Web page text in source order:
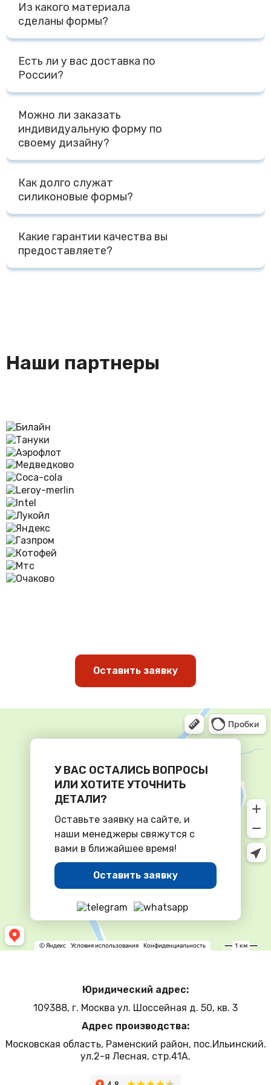
Из какого материала
сделаны формы?
Все наши формы и изделия из силикона сделаны из
премиального пищевого силикона на основе платины
Есть ли у вас доставка по
России?
Доставка по России осуществляется Транспортными
Компаниями - ПЭК, СДЭК, Деловые Линии, КИТ, либо
другими Компаниями на выбор Клиента. Доставка до
терминала Транспортной Компании в г. Москве
осуществляется бесплатно, отправка за счет
Можно ли заказать
индивидуальную форму по
своему дизайну?
Да, мы специализируемся на изготовлении форм по
индивидуальному дизайну Заказчика. Для расчета
стоимости нам необходим макет, фото, чертеж,
модель с размерами или готовый образец изделия и
Как долго служат
силиконовые формы?
При правильной эксплуатации форм - температурный
режим от -40 до + 240 градусов, мытье без
агрессивных моющих средств, срок службы форм
несколько лет. При промышленной эксплуатации - не
Какие гарантии качества вы
предоставляете?
Мы предоставляем сертификаты на наши изделия,
Наши партнеры
Оставить заявку
У ВАС ОСТАЛИСЬ ВОПРОСЫ
ИЛИ ХОТИТЕ УТОЧНИТЬ
ДЕТАЛИ?
Оставьте заявку на сайте, и
наши менеджеры свяжутся с
вами в ближайшее время!
Оставить заявку
Юридический адрес:
109388, г. Москва ул. Шоссейная д. 50, кв. 3
Адрес производства:
Московская область, Раменский район, пос.Ильинский.
ул.2-я Лесная, стр.41А.